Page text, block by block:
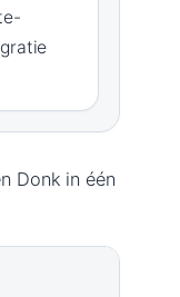
Donk in één